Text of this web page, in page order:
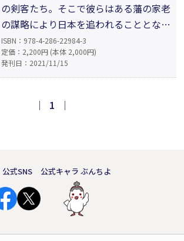
の剣客たち。そこで彼らはある藩の家老
の謀略により日本を追われることとな
る。行き着く先は異国ロシア。そこには
汚職、圧政、日本人女性の拉致などが蔓
延っていた。剣客たちは己の技と士の魂
魅了し導いていく。ロシア帝国統一の陰
ISBN：978-4-286-22984-3
定価：2,200円 (本体 2,000円)
発刊日：2021/11/15
｜ 1 ｜
公式SNS 公式キャラ ぶんちよ